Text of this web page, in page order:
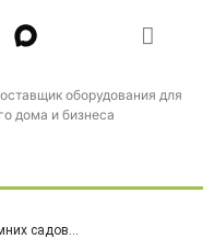
оборудования для
дома и бизнеса
садов...